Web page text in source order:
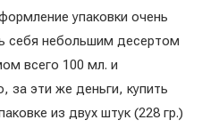
упаковки очень
себя небольшим десертом
всего 100 мл. и
эти же деньги, купить
из двух штук (228 гр.)